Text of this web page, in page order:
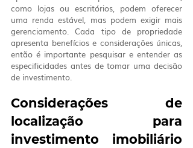
como lojas ou escritórios, podem oferecer
uma renda estável, mas podem exigir mais
gerenciamento. Cada tipo de propriedade
apresenta benefícios e considerações únicas,
então é importante pesquisar e entender as
especificidades antes de tomar uma decisão
de investimento.
Considerações de
localização para
investimento imobiliário